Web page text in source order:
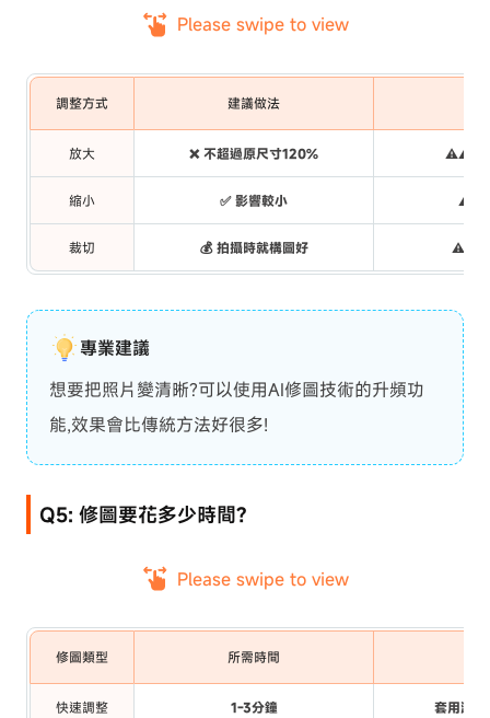
Please swipe to view
調整方式 建議做法
放大 ❌ 不超過原尺寸120% ⚠️⚠️⚠️
縮小 ✅ 影響較小 ⚠️ 輕
裁切 💰 拍攝時就構圖好 ⚠️ 視
專業建議
想要把照片變清晰?可以使用AI修圖技術的升頻功
能,效果會比傳統方法好很多!
Q5: 修圖要花多少時間?
Please swipe to view
修圖類型 所需時間
快速調整 1-3分鐘 套用濾